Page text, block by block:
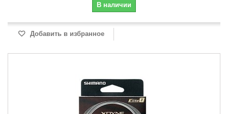
В наличии
Добавить в избранное